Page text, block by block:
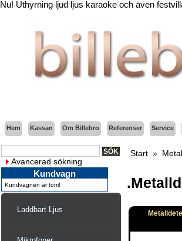
Nu! Uthyrning ljud ljus karaoke och även
Hem Kassan Om Billebro Referenser Service
Avancerad sökning
Kundvagn
Kundvagnen är tom!
Laddbart Ljus
Start »